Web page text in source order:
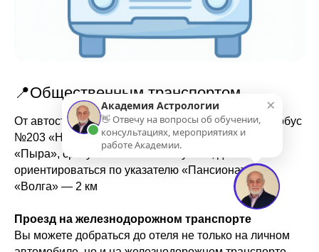
📍Общественным транспортом
От автостанции «Канавинская» отправляется автобус
№203 «Н.Новгород — Балахна» до остановка
«Пыра», сразу после поселка Лукино, далее
ориентироваться по указателю «Пансионат
«Волга» — 2 км
Проезд на железнодорожном транспорте
Вы можете добраться до отеля не только на личном
×
Академия Астрологии
👋 Отвечу на вопросы об обучении,
консультациях, мероприятиях и
работе Академии.